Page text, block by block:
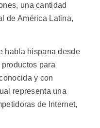
una cantidad
de América Latina,
habla hispana desde
para
y con
representa una
de Internet,